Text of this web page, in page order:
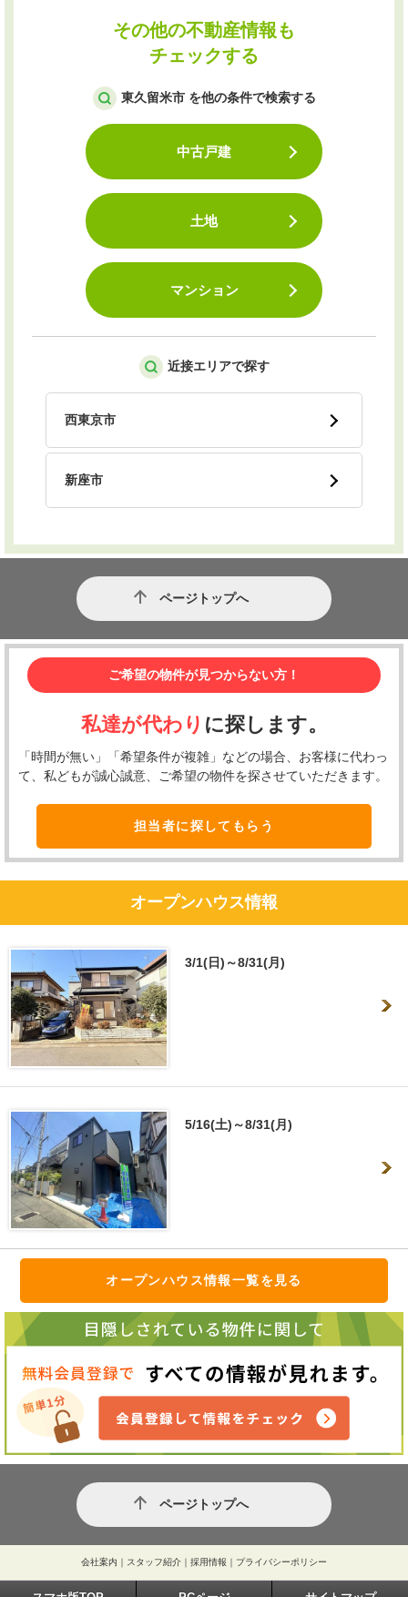
その他の不動産情報も
チェックする
東久留米市 を他の条件で検索する
中古戸建
土地
マンション
近接エリアで探す
西東京市
新座市
ページトップへ
ご希望の物件が見つからない方！
私達が代わり に探します。
「時間が無い」「希望条件が複雑」などの場合、お客様に代わっ
て、私どもが誠心誠意、ご希望の物件を探させていただきます。
担当者に探してもらう
オープンハウス情報
3/1(日)～8/31(月)
5/16(土)～8/31(月)
オープンハウス情報一覧を見る
ページトップへ
会社案内 ｜ スタッフ紹介 ｜ 採用情報 ｜ プライバシーポリシー